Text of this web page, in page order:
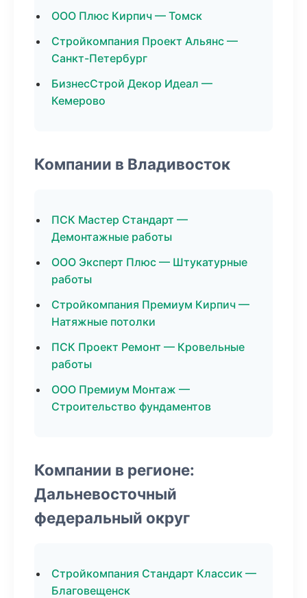
ООО Плюс Кирпич — Томск
Стройкомпания Проект Альянс —
Санкт-Петербург
БизнесСтрой Декор Идеал —
Кемерово
Компании в Владивосток
ПСК Мастер Стандарт —
Демонтажные работы
ООО Эксперт Плюс — Штукатурные
работы
Стройкомпания Премиум Кирпич —
Натяжные потолки
ПСК Проект Ремонт — Кровельные
работы
ООО Премиум Монтаж —
Строительство фундаментов
Компании в регионе:
Дальневосточный
федеральный округ
Стройкомпания Стандарт Классик —
Благовещенск